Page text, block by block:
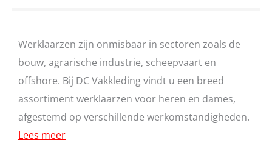
Werklaarzen zijn onmisbaar in sectoren zoals de
bouw, agrarische industrie, scheepvaart en
offshore. Bij DC Vakkleding vindt u een breed
assortiment werklaarzen voor heren en dames,
afgestemd op verschillende werkomstandigheden.
Lees meer